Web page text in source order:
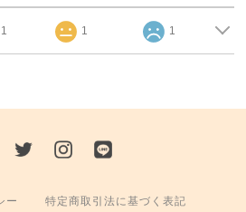
1 1
ー 特定商取引法に基づく表記